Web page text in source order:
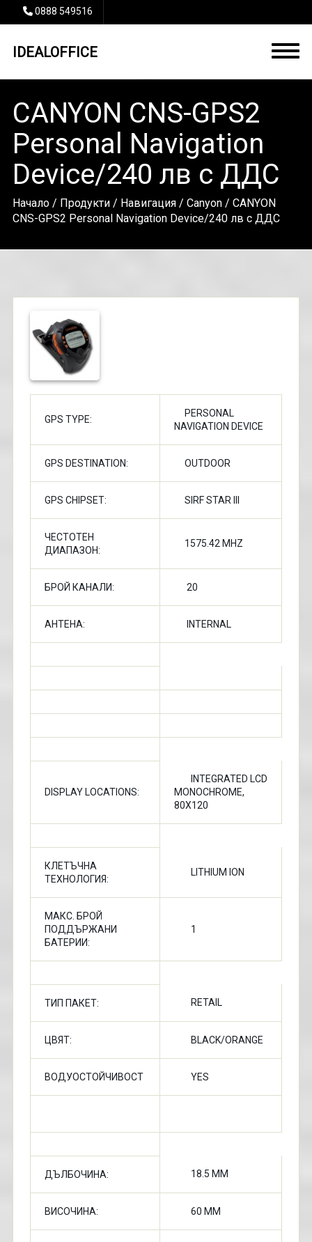
0888 549516
IDEALOFFICE
CANYON CNS-GPS2
Personal Navigation
Device/240 лв с ДДС
Начало/ Продукти/ Навигация/ Canyon/ CANYON
CNS-GPS2 Personal Navigation Device/240 лв с ДДС
GPS TYPE:
PERSONAL
NAVIGATION DEVICE
GPS DESTINATION: OUTDOOR
GPS CHIPSET: SIRF STAR III
ЧЕСТОТЕН
ДИАПАЗОН:
1575.42 MHZ
БРОЙ КАНАЛИ: 20
АНТЕНА: INTERNAL
DISPLAY LOCATIONS:
INTEGRATED LCD
MONOCHROME,
80X120
КЛЕТЪЧНА
ТЕХНОЛОГИЯ:
LITHIUM ION
МАКС. БРОЙ
ПОДДЪРЖАНИ
БАТЕРИИ:
1
ТИП ПАКЕТ: RETAIL
ЦВЯТ: BLACK/ORANGE
ВОДУОСТОЙЧИВОСТ YES
ДЪЛБОЧИНА: 18.5 MM
ВИСОЧИНА: 60 MM